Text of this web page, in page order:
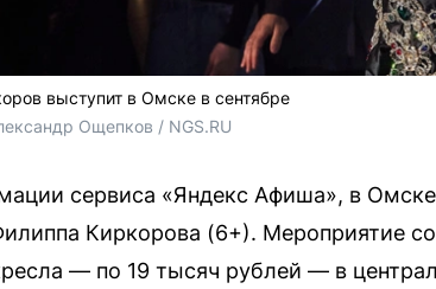
выступит в Омске в сентябре
Ощепков / NGS.RU
сервиса «Яндекс Афиша», в
Киркорова (6+). Мероприятие
— по 19 тысяч рублей — в